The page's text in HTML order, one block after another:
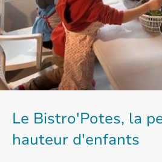
Le Bistro'Potes, la
hauteur d'enfants